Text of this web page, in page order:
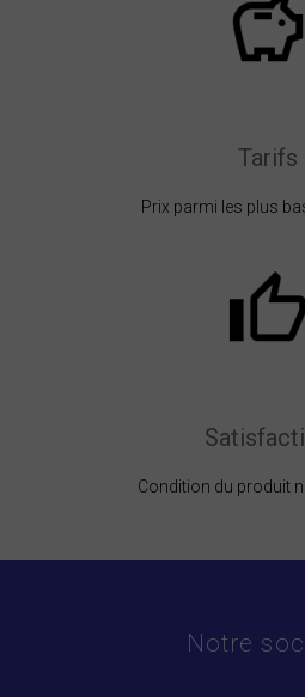
Tarifs
Prix parmi les plus
Condition du produit
Notre